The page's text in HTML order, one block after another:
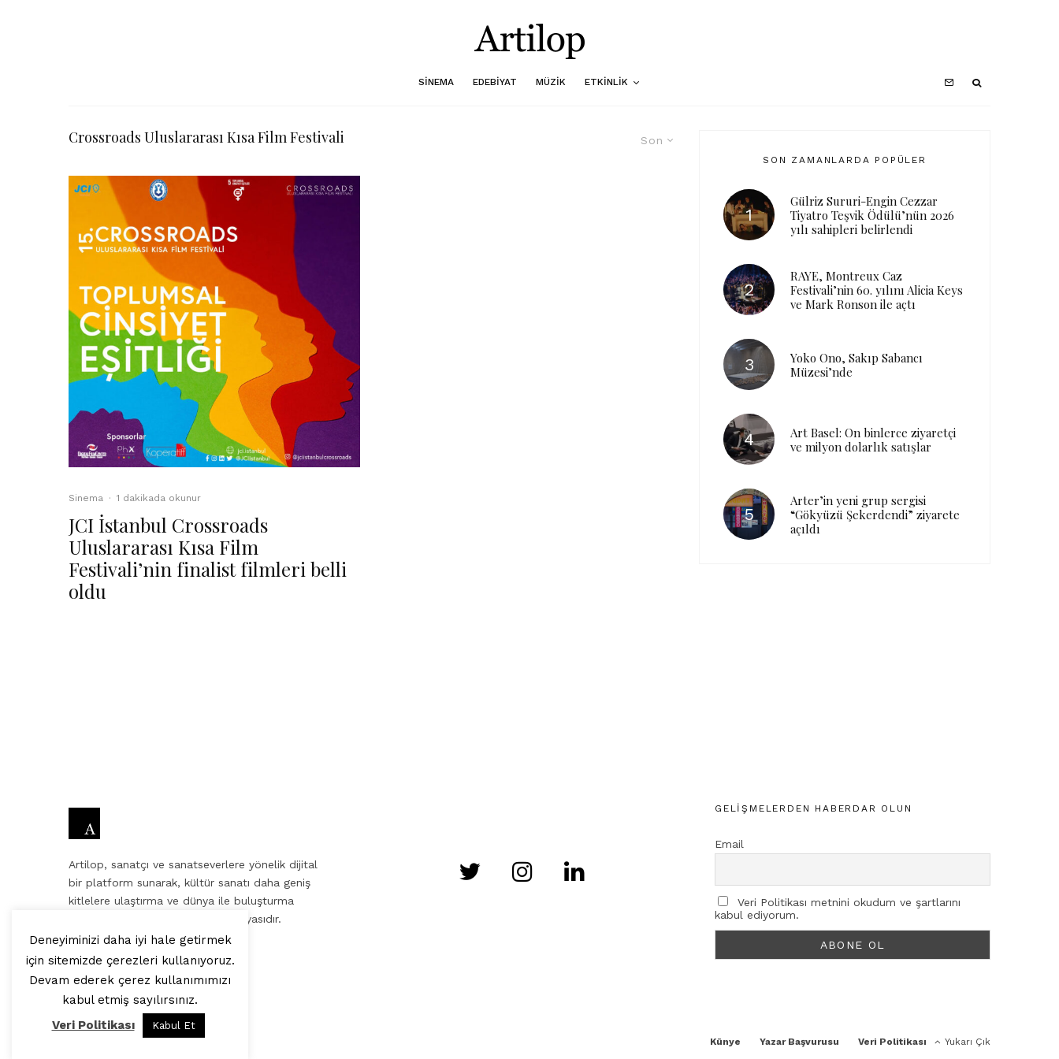
SINEMA EDEBIYAT MÜZIK ETKINLIK
Son
Crossroads Uluslararası Kısa Film Festivali
Sinema · 1 dakikada okunur
JCI İstanbul Crossroads
Uluslararası Kısa Film
Festivali’nin finalist filmleri belli
oldu
SON ZAMANLARDA POPÜLER
Gülriz Sururi-Engin Cezzar
Tiyatro Teşvik Ödülü’nün 2026
yılı sahipleri belirlendi
RAYE, Montreux Caz
Festivali’nin 60. yılını Alicia Keys
ve Mark Ronson ile açtı
Yoko Ono, Sakıp Sabancı
Müzesi’nde
Art Basel: On binlerce ziyaretçi
ve milyon dolarlık satışlar
Arter’in yeni grup sergisi
“Gökyüzü Şekerdendi” ziyarete
açıldı
Artilop, sanatçı ve sanatseverlere yönelik dijital
bir platform sunarak, kültür sanatı daha geniş
kitlelere ulaştırma ve dünya ile buluşturma
misyonuna sahip bir internet medyasıdır.
ekibinden, sevgilerle.
GELIŞMELERDEN HABERDAR OLUN
Email
Veri Politikası metnini okudum ve şartlarını
kabul ediyorum.
Künye Yazar Başvurusu Veri Politikası Yukarı Çık
Deneyiminizi daha iyi hale getirmek
için sitemizde çerezleri kullanıyoruz.
Devam ederek çerez kullanımımızı
kabul etmiş sayılırsınız.
Veri Politikası
Kabul Et